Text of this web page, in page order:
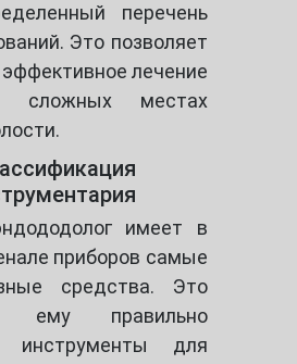
перечень
Это позволяет
лечение
местах
имеет в
приборов самые
средства. Это
ему правильно
инструменты для